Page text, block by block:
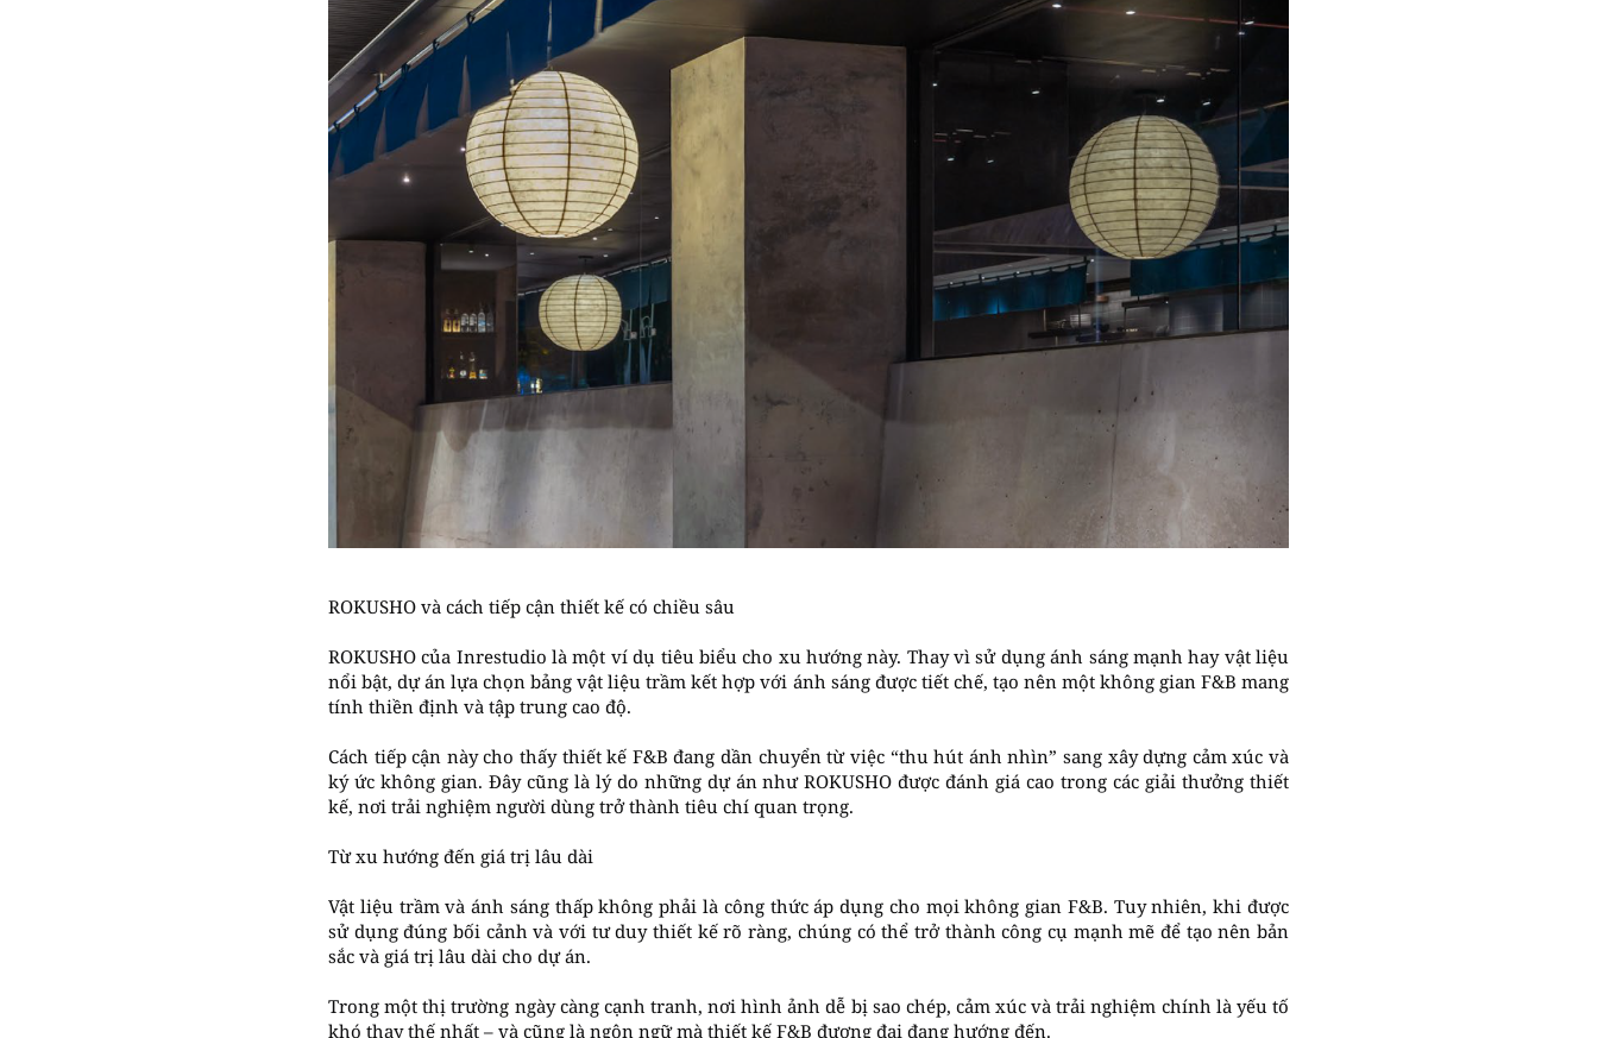
ROKUSHO và cách tiếp cận thiết kế có chiều sâu
ROKUSHO của Inrestudio là một ví dụ tiêu biểu cho xu hướng này. Thay vì sử dụng ánh sáng mạnh hay vật liệu
nổi bật, dự án lựa chọn bảng vật liệu trầm kết hợp với ánh sáng được tiết chế, tạo nên một không gian F&B mang
tính thiền định và tập trung cao độ.
Cách tiếp cận này cho thấy thiết kế F&B đang dần chuyển từ việc “thu hút ánh nhìn” sang xây dựng cảm xúc và
ký ức không gian. Đây cũng là lý do những dự án như ROKUSHO được đánh giá cao trong các giải thưởng thiết
kế, nơi trải nghiệm người dùng trở thành tiêu chí quan trọng.
Từ xu hướng đến giá trị lâu dài
Vật liệu trầm và ánh sáng thấp không phải là công thức áp dụng cho mọi không gian F&B. Tuy nhiên, khi được
sử dụng đúng bối cảnh và với tư duy thiết kế rõ ràng, chúng có thể trở thành công cụ mạnh mẽ để tạo nên bản
sắc và giá trị lâu dài cho dự án.
Trong một thị trường ngày càng cạnh tranh, nơi hình ảnh dễ bị sao chép, cảm xúc và trải nghiệm chính là yếu tố
khó thay thế nhất – và cũng là ngôn ngữ mà thiết kế F&B đương đại đang hướng đến.